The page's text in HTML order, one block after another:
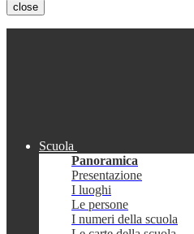
close
Scuola
Panoramica
Presentazione
I luoghi
Le persone
I numeri della scuola